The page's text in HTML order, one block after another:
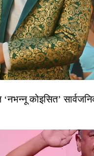
‘नभन्नू कोइसित’